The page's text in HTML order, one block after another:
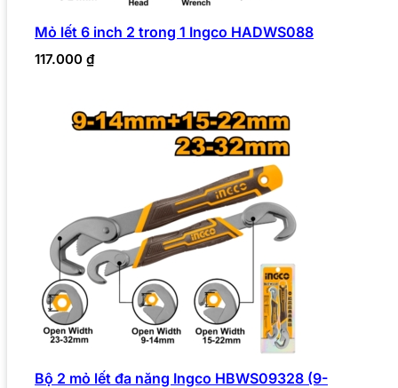
Mỏ lết 6 inch 2 trong 1 Ingco HADWS088
117.000 ₫
Bộ 2 mỏ lết đa năng Ingco HBWS09328 (9-